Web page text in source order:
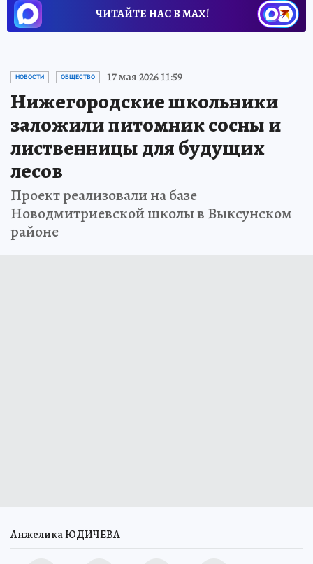
ЧИТАЙТЕ НАС В МАХ!
НОВОСТИ ОБЩЕСТВО 17 мая 2026 11:59
Нижегородские школьники
заложили питомник сосны и
лиственницы для будущих
лесов
Проект реализовали на базе
Новодмитриевской школы в Выксунском
районе
Анжелика ЮДИЧЕВА